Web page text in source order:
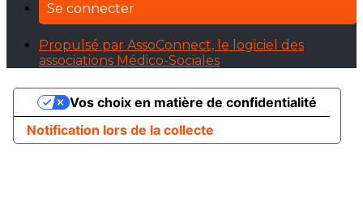
Se connecter
Propulsé par AssoConnect, le logiciel des
associations Médico-Sociales
Notification lors de la collecte
Vos choix en matière de confidentialité